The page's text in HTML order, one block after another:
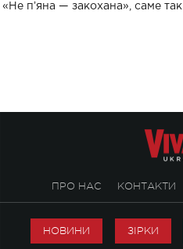
«Не пʼяна — закохана», саме так
ПРО НАС КОНТАКТИ
НОВИНИ ЗІРКИ